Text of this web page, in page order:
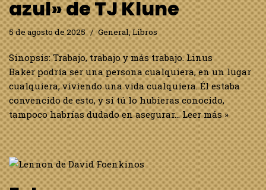
azul» de TJ Klune
5 de agosto de 2025 General,Libros
Sinopsis: Trabajo, trabajo y más trabajo. Linus
Baker podría ser una persona cualquiera, en un lugar
cualquiera, viviendo una vida cualquiera. Él estaba
convencido de esto, y si tú lo hubieras conocido,
tampoco habrías dudado en asegurar…Leer más »